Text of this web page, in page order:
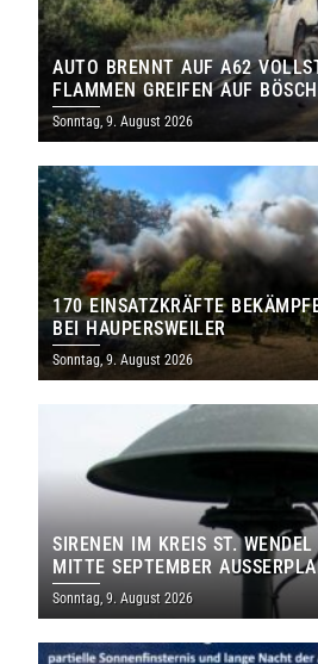
AUTO BRENNT AUF A62
FLAMMEN GREIFEN AUF
Sonntag, 9. August 2026
170 EINSATZKRÄFTE
EI HAUPERSWEILER
Sonntag, 9. August 2026
SIRENEN IM KREIS ST.
MITTE SEPTEMBER
Sonntag, 9. August 2026